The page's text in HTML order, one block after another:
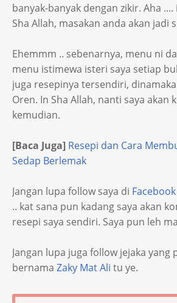
banyak-banyak dengan zikir. Aha
Sha Allah, masakan anda akan jadi
Ehemmm .. sebenarnya, menu ni
menu istimewa isteri saya setiap
juga resepinya tersendiri,
Oren. In Sha Allah, nanti saya akan
kemudian.
[Baca Juga] Resepi dan Cara
Sedap Berlemak
Jangan lupa follow saya di Facebook
.. kat sana pun kadang saya akan
resepi saya sendiri. Saya pun leh
Jangan lupa juga follow jejaka yang
bernama Zaky Mat Ali tu ye.